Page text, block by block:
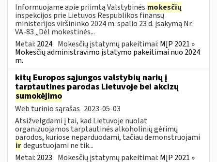
Informuojame apie priimtą Valstybinės mokesčių
inspekcijos prie Lietuvos Respublikos finansų
ministerijos viršininko 2024 m. spalio 23 d. įsakymą Nr.
VA-83 „Dėl mokestinės...
Metai: 2024 Mokesčių įstatymų pakeitimai: MĮP 2021 »
Mokesčių administravimo įstatymo pakeitimai nuo 2024
m.
kitų Europos sąjungos valstybių narių į
tarptautines parodas Lietuvoje bei akcizų
sumokėjimo
Web turinio sąrašas 2023-05-03
Atsižvelgdami į tai, kad Lietuvoje nuolat
organizuojamos tarptautinės alkoholinių gėrimų
parodos, kuriose neparduodami, tačiau demonstruojami
irdegustuojami ne tik...
Metai: 2023 Mokesčių įstatymų pakeitimai: MĮP 2021 »